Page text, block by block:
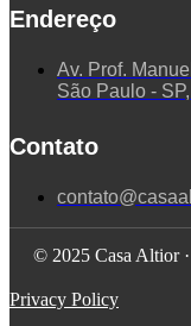
Endereço
Av. Prof.
São Paulo -
Contato
© 2025 Casa Altior
Privacy Policy